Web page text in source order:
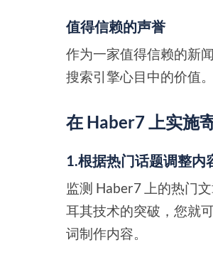
值得信赖的声誉
作为一家值得信赖的新
搜索引擎心目中的价值。
在 Haber7 上实施
1.根据热门话题调整内
监测 Haber7 上的热门
耳其技术的突破，您就
词制作内容。